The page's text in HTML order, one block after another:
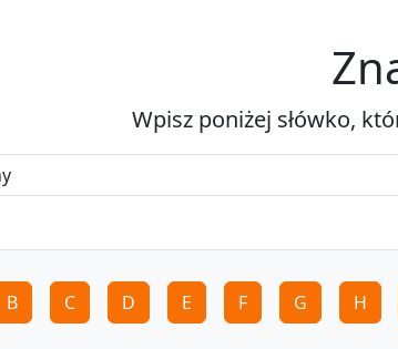
Wpisz poniżej słówko,
B C D E F G H